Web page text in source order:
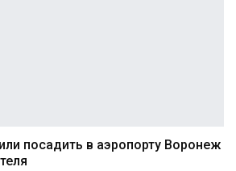
посадить в аэропорту Воронеж